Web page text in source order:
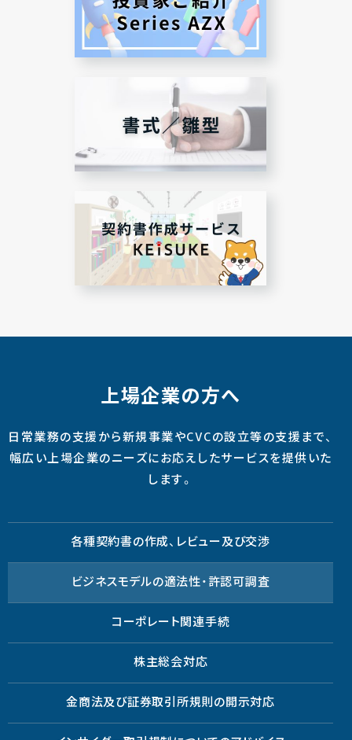
上場企業の方へ
日常業務の支援から新規事業やCVCの設立等の支援まで、
幅広い上場企業のニーズにお応えしたサービスを提供いた
します。
各種契約書の作成、レビュー及び交渉
ビジネスモデルの適法性・許認可調査
コーポレート関連手続
株主総会対応
金商法及び証券取引所規則の開示対応